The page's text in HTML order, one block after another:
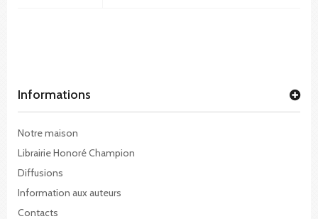
Informations
Notre maison
Librairie Honoré Champion
Diffusions
Information aux auteurs
Contacts